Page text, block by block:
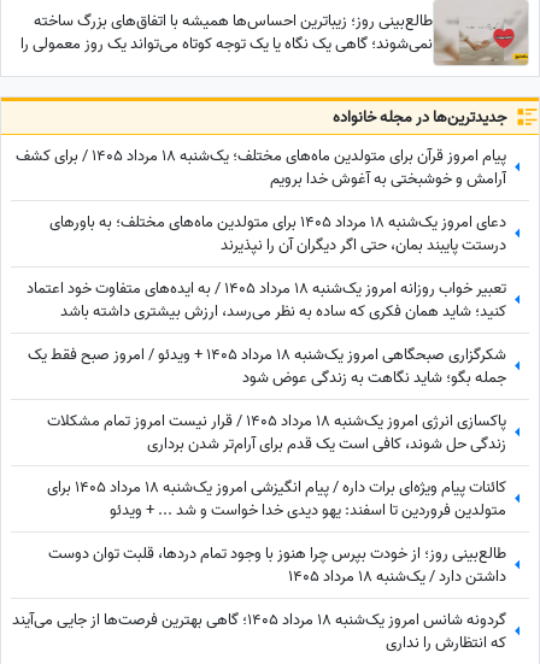
طالع‌بینی روز؛ زیباترین احساس‌ها همیشه با اتفاق‌های بزرگ ساخته
نمی‌شوند؛ گاهی یک نگاه یا یک توجه کوتاه می‌تواند یک روز معمولی را
جدید‌ترین‌ها در مجله خانواده
پیام امروز قرآن برای متولدین ماه‌های مختلف؛ یک‌شنبه 18 مرداد 1405 / برای کشف
آرامش و خوشبختی به آغوش خدا برویم
دعای امروز یک‌شنبه 18 مرداد 1405 برای متولدین ماه‌های مختلف؛ به باورهای
درستت پایبند بمان، حتی اگر دیگران آن را نپذیرند
تعبیر خواب روزانه امروز یک‌شنبه 18 مرداد 1405 / به ایده‌های متفاوت خود اعتماد
کنید؛ شاید همان فکری که ساده به نظر می‌رسد، ارزش بیشتری داشته باشد
شکرگزاری صبحگاهی امروز یک‌شنبه 18 مرداد 1405 + ویدئو / امروز صبح فقط یک
جمله بگو؛ شاید نگاهت به زندگی عوض شود
پاکسازی انرژی امروز یک‌شنبه 18 مرداد 1405 / قرار نیست امروز تمام مشکلات
زندگی حل شوند، کافی است یک قدم برای آرام‌تر شدن برداری
کائنات پیام ویژه‌ای برات داره / پیام انگیزشی امروز یک‌شنبه 18 مرداد 1405 برای
متولدین فروردین تا اسفند: یهو دیدی خدا خواست و شد ... + ویدئو
طالع‌بینی روز؛ از خودت بپرس چرا هنوز با وجود تمام دردها، قلبت توان دوست
داشتن دارد / یک‌شنبه 18 مرداد 1405
گردونه شانس امروز یک‌شنبه 18 مرداد 1405؛ گاهی بهترین فرصت‌ها از جایی می‌آیند
که انتظارش را نداری